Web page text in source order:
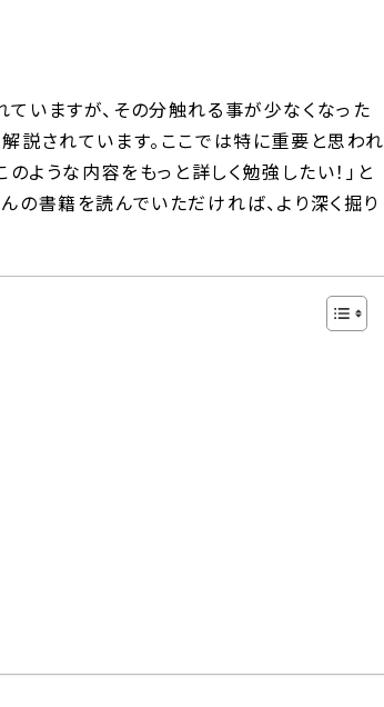
いますが、その分触れる事が少なくなった
説されています。ここでは特に重要と思われ
のような内容をもっと詳しく勉強したい！」と
の書籍を読んでいただければ、より深く掘り